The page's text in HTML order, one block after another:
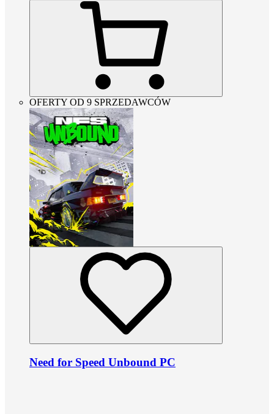
OFERTY OD 9 SPRZEDAWCÓW
Need for Speed Unbound PC